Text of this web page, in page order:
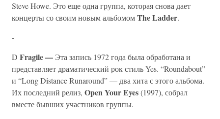
Steve Howe. Это еще одна группа, которая снова дает
концерты со своим новым альбомомThe Ladder.
-
D Fragile — Эта запись 1972 года была обработана и
представляет драматический рок стиль Yes. “Roundabout”
и “Long Distance Runaround” — два хита с этого альбома.
Их последний релиз, Open Your Eyes(1997), собрал
вместе бывших участников группы.